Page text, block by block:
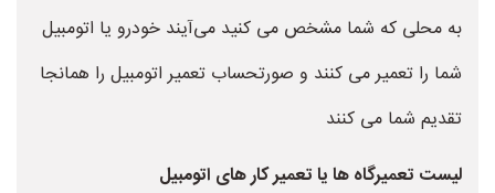
به محلی که شما مشخص می کنید می‌آیند خودرو یا اتومبیل
شما را تعمیر می کنند و صورتحساب تعمیر اتومبیل را همانجا
تقدیم شما می کنند
لیست تعمیرگاه ها یا تعمیر کار های اتومبیل